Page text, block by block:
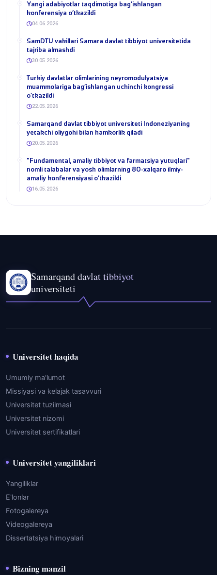
​Yangi adabiyotlar taqdimotiga bag‘ishlangan
konferensiya o‘tkazildi
04.06.2026
SamDTU vakillari Samara davlat tibbiyot universitetida
tajriba almashdi
30.05.2026
​Turkiy davlatlar olimlarining neyromodulyatsiya
muammolariga bag‘ishlangan uchinchi kongressi
o‘tkazildi
22.05.2026
Samarqand davlat tibbiyot universiteti Indoneziyaning
yetakchi oliygohi bilan hamkorlik qiladi
20.05.2026
​"Fundamental, amaliy tibbiyot va farmatsiya yutuqlari"
nomli talabalar va yosh olimlarning 80-xalqaro ilmiy-
amaliy konferensiyasi o‘tkazildi
16.05.2026
Samarqand davlat tibbiyot
universiteti
Universitet haqida
Umumiy ma'lumot
Missiyasi va kelajak tasavvuri
Universitet tuzilmasi
Universitet nizomi
Universitet sertifikatlari
Universitet yangiliklari
Yangiliklar
E'lonlar
Fotogalereya
Videogalereya
Dissertatsiya himoyalari
Bizning manzil